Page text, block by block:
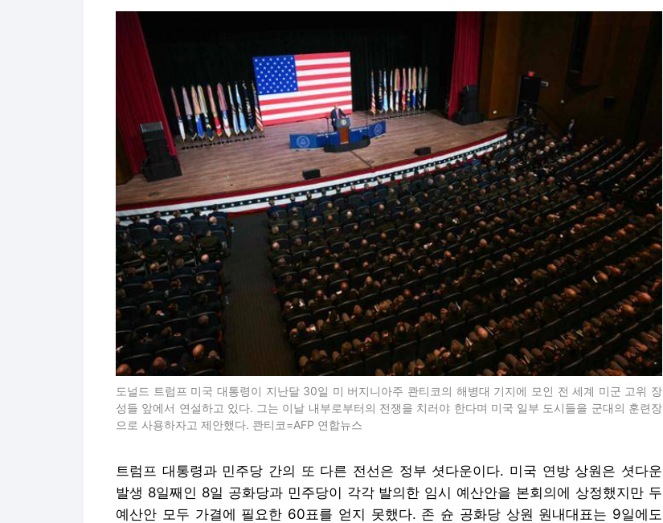
도널드 트럼프 미국 대통령이 지난달 30일 미 버지니아주 콴티코의 해병대 기지에 모인 전 세계 미군 고위 장
성들 앞에서 연설하고 있다. 그는 이날 내부로부터의 전쟁을 치러야 한다며 미국 일부 도시들을 군대의 훈련장
으로 사용하자고 제안했다. 콴티코=AFP 연합뉴스
트럼프 대통령과 민주당 간의 또 다른 전선은 정부 셧다운이다. 미국 연방 상원은 셧다운
발생 8일째인 8일 공화당과 민주당이 각각 발의한 임시 예산안을 본회의에 상정했지만 두
예산안 모두 가결에 필요한 60표를 얻지 못했다. 존 슌 공화당 상원 원내대표는 9일에도